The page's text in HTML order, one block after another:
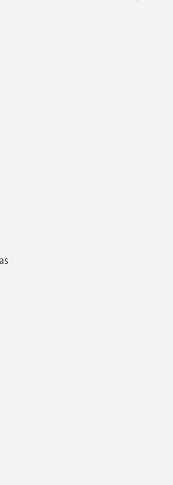
in der Nähe von Zwolle war einer der
haben keinen Einfluss auf
Auch der Pflanzenbewuchs
ergeben hat. Die
angepasst werden.
Solaranlagen (Floating-PV) in
Schweiz ist groß. Bisher werden
Gewässer genutzt, um